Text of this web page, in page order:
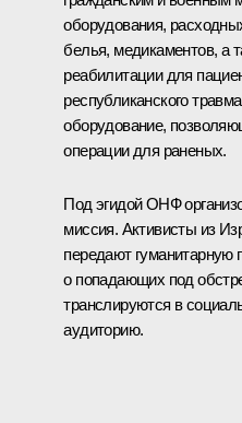
оборудования,
белья, медикаментов, а
реабилитации для
республиканского
оборудование,
операции для раненых.
Под эгидой ОНФ
миссия. Активисты из
передают
о попадающих под
транслируются в
аудиторию.